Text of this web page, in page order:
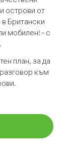
острови от
Британски
мобилен! - с
план, за да
към